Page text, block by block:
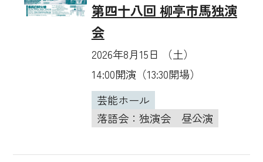
第四十八回 柳亭市馬独演
会
2026年8月15日 （土）
14:00開演（13:30開場）
芸能ホール
落語会：独演会
昼公演